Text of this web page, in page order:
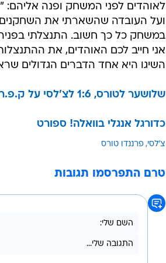
לאוהדים לפני המשחק ופנה אליהם:
ועל העובדה שהשארתי את השחקנים,
במשחק כל כך חשוב. התנצלתי
אני חייב לכם האוהדים, את
השיגו היא אחד הדברים הגדולים
שלושער לטורס, 1:6 לצ'לסי על ק.פ.ר
כדורגל אנגלי בוואלה! ספורט
צ'לסי פרננדו טורס
טרם התפרסמו תגובות